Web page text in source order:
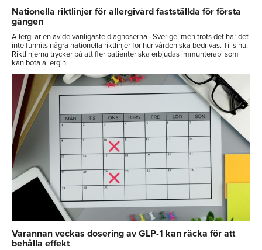
Nationella riktlinjer för allergivård fastställda för första
gången
Allergi är en av de vanligaste diagnoserna i Sverige, men trots det har det
inte funnits några nationella riktlinjer för hur vården ska bedrivas. Tills nu.
Riktlinjerna trycker på att fler patienter ska erbjudas immunterapi som
kan bota allergin.
Varannan veckas dosering av GLP-1 kan räcka för att
behålla effekt